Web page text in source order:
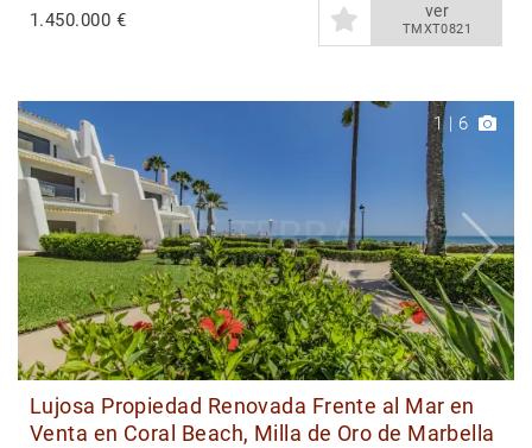
1.450.000 € ver
TMXT0821
1| 6
Lujosa Propiedad Renovada Frente al Mar en
Venta en Coral Beach, Milla de Oro de Marbella